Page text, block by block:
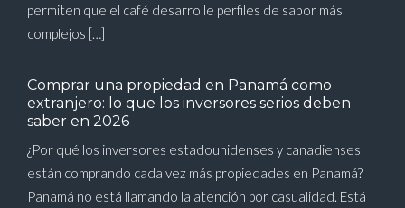
permiten que el café desarrolle perfiles de sabor más
complejos […]
Comprar una propiedad en Panamá como
extranjero: lo que los inversores serios deben
saber en 2026
¿Por qué los inversores estadounidenses y canadienses
están comprando cada vez más propiedades en Panamá?
Panamá no está llamando la atención por casualidad. Está